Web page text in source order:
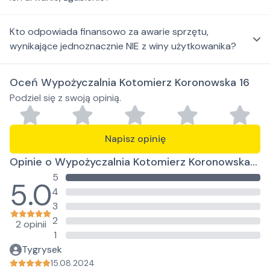
Kto odpowiada finansowo za awarie sprzętu,
wynikające jednoznacznie NIE z winy użytkowanika?
Oceń Wypożyczalnia Kotomierz Koronowska 16
Podziel się z swoją opinią.
Napisz opinię
Opinie o Wypożyczalnia Kotomierz Koronowska
5.0
2 opinii
5
4
3
2
1
Tygrysek
15.08.2024